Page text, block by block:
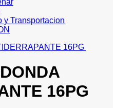
y Transportacion
16PG